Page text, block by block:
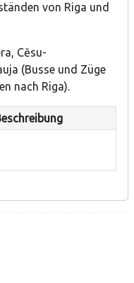
von Riga und
Cēsu-
(Busse und Züge
nach Riga).